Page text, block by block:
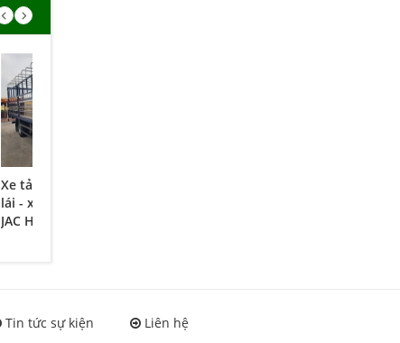
Xe tải 5 tấn trường
lái - xe tải 4.99 tấn
JAC HFC1061k3-
Tin tức sự kiện Liên hệ